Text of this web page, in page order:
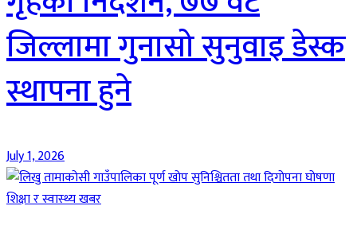
जिल्लामा गुनासो सुनुवाइ डेस्क
स्थापना हुने
July 1, 2026
शिक्षा र स्वास्थ्य खबर